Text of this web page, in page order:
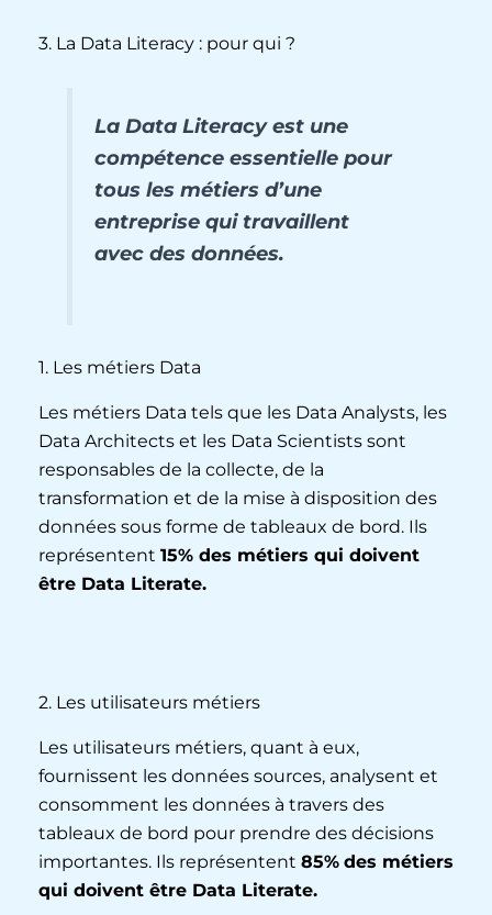
3. La Data Literacy : pour qui ?
La Data Literacy est une
compétence essentielle pour
tous les métiers d’une
entreprise qui travaillent
avec des données.
1. Les métiers Data
Les métiers Data tels que les Data Analysts, les
Data Architects et les Data Scientists sont
responsables de la collecte, de la
transformation et de la mise à disposition des
données sous forme de tableaux de bord. Ils
représentent 15% des métiers qui doivent
être Data Literate.
2. Les utilisateurs métiers
Les utilisateurs métiers, quant à eux,
fournissent les données sources, analysent et
consomment les données à travers des
tableaux de bord pour prendre des décisions
importantes. Ils représentent 85% des métiers
qui doivent être Data Literate.